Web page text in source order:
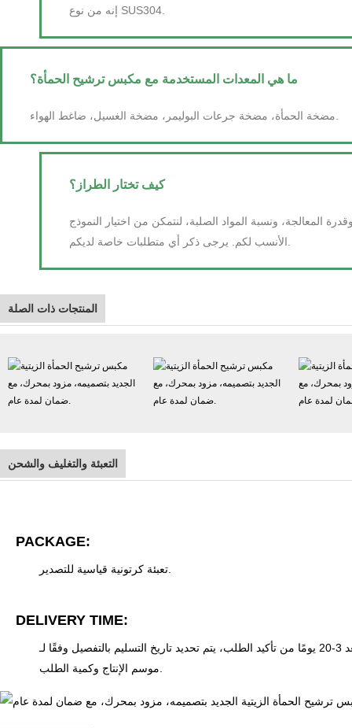
إنه من نوع SUS304.
ما هي المعدات المستخدمة مع مكبس ترشيح الحمأة؟
كيف تختار الطراز؟
المعالجة، ونسبة المواد الصلبة، لنتمكن من اختيار النموذج
المنتجات ذات الصلة
التعبئة والتغليف والشحن
PACKAGE:
DELIVERY TIME:
بالتفصيل وفقًا لـ